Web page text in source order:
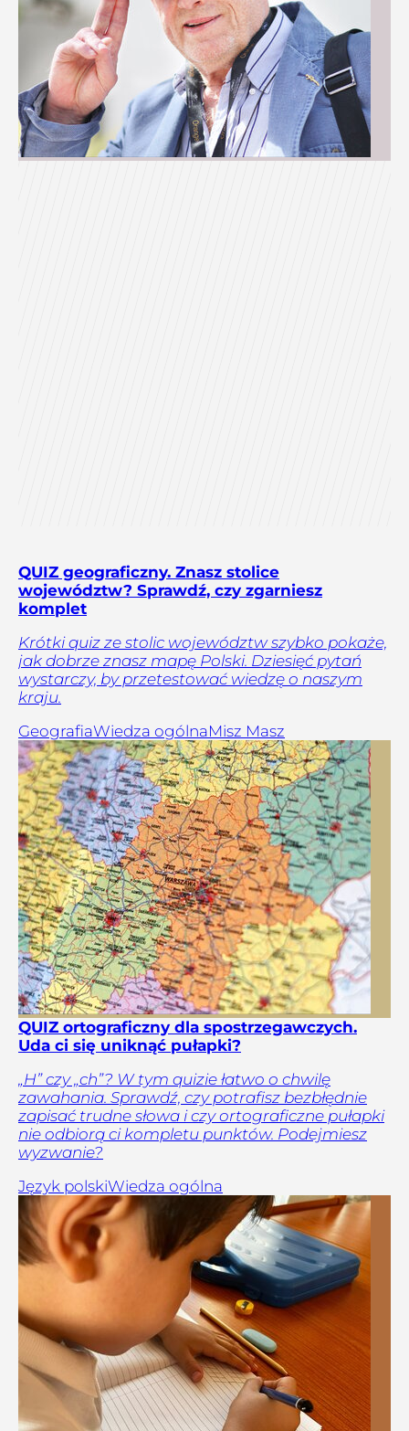
QUIZ geograficzny. Znasz stolice
województw? Sprawdź, czy zgarniesz
komplet
Krótki quiz ze stolic województw szybko pokaże,
jak dobrze znasz mapę Polski. Dziesięć pytań
wystarczy, by przetestować wiedzę o naszym
kraju.
GeografiaWiedza ogólnaMisz Masz
QUIZ ortograficzny dla spostrzegawczych.
Uda ci się uniknąć pułapki?
„H” czy „ch”? W tym quizie łatwo o chwilę
zawahania. Sprawdź, czy potrafisz bezbłędnie
zapisać trudne słowa i czy ortograficzne pułapki
nie odbiorą ci kompletu punktów. Podejmiesz
wyzwanie?
Język polskiWiedza ogólna